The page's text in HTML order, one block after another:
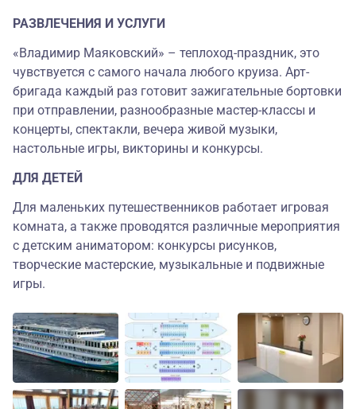
РАЗВЛЕЧЕНИЯ И УСЛУГИ
«Владимир Маяковский» – теплоход-праздник, это
чувствуется с самого начала любого круиза. Арт-
бригада каждый раз готовит зажигательные бортовки
при отправлении, разнообразные мастер-классы и
концерты, спектакли, вечера живой музыки,
настольные игры, викторины и конкурсы.
ДЛЯ ДЕТЕЙ
Для маленьких путешественников работает игровая
комната, а также проводятся различные мероприятия
с детским аниматором: конкурсы рисунков,
творческие мастерские, музыкальные и подвижные
игры.